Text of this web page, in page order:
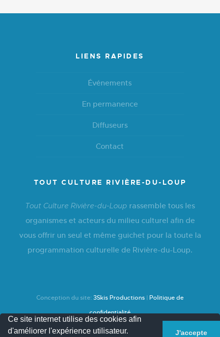
LIENS RAPIDES
Événements
En permanence
Diffuseurs
Contact
TOUT CULTURE RIVIÈRE-DU-LOUP
Tout Culture Rivière-du-Loup rassemble tous les
organismes et acteurs du milieu culturel afin de
vous offrir un seul et même guichet pour la toute la
programmation culturelle de Rivière-du-Loup.
Conception du site: 3Skis Productions | Politique de
confidentialité
Ce site internet utilise des cookies afin
d'améliorer l'expérience utilisateur.
J'accepte